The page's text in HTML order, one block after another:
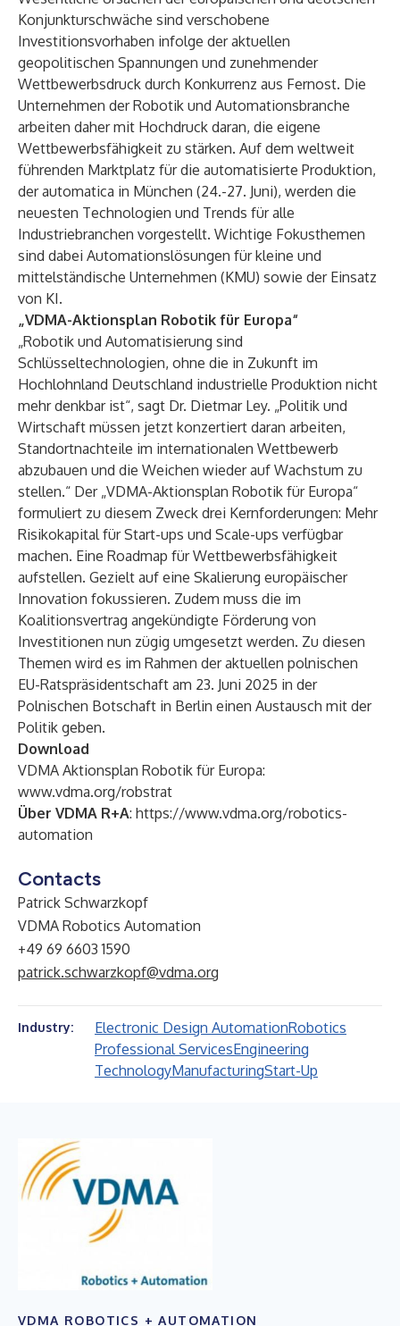
Konjunkturschwäche sind verschobene
Investitionsvorhaben infolge der aktuellen
geopolitischen Spannungen und zunehmender
Wettbewerbsdruck durch Konkurrenz aus Fernost. Die
Unternehmen der Robotik und Automationsbranche
arbeiten daher mit Hochdruck daran, die eigene
Wettbewerbsfähigkeit zu stärken. Auf dem weltweit
führenden Marktplatz für die automatisierte Produktion,
der automatica in München (24.-27. Juni), werden die
neuesten Technologien und Trends für alle
Industriebranchen vorgestellt. Wichtige Fokusthemen
sind dabei Automationslösungen für kleine und
mittelständische Unternehmen (KMU) sowie der Einsatz
von KI.
„VDMA-Aktionsplan Robotik für Europa“
„Robotik und Automatisierung sind
Schlüsseltechnologien, ohne die in Zukunft im
Hochlohnland Deutschland industrielle Produktion nicht
mehr denkbar ist“, sagt Dr. Dietmar Ley. „Politik und
Wirtschaft müssen jetzt konzertiert daran arbeiten,
Standortnachteile im internationalen Wettbewerb
abzubauen und die Weichen wieder auf Wachstum zu
stellen.“ Der „VDMA-Aktionsplan Robotik für Europa“
formuliert zu diesem Zweck drei Kernforderungen: Mehr
Risikokapital für Start-ups und Scale-ups verfügbar
machen. Eine Roadmap für Wettbewerbsfähigkeit
aufstellen. Gezielt auf eine Skalierung europäischer
Innovation fokussieren. Zudem muss die im
Koalitionsvertrag angekündigte Förderung von
Investitionen nun zügig umgesetzt werden. Zu diesen
Themen wird es im Rahmen der aktuellen polnischen
EU-Ratspräsidentschaft am 23. Juni 2025 in der
Polnischen Botschaft in Berlin einen Austausch mit der
Politik geben.
Download
VDMA Aktionsplan Robotik für Europa:
www.vdma.org/robstrat
Über VDMA R+A: https://www.vdma.org/robotics-
automation
Contacts
Patrick Schwarzkopf
VDMA Robotics Automation
+49 69 6603 1590
patrick.schwarzkopf@vdma.org
Industry: Electronic Design AutomationRobotics
Professional ServicesEngineering
TechnologyManufacturingStart-Up
VDMA ROBOTICS + AUTOMATION